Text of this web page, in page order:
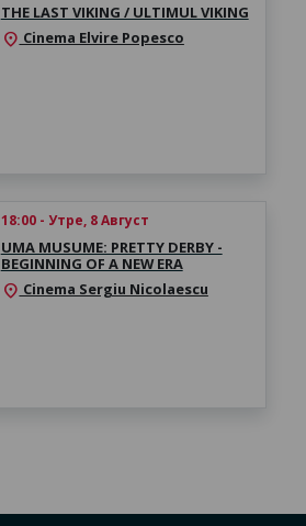
THE LAST VIKING / ULTIMUL VIKING
location_on Cinema Elvire Popesco
18:00 - Утре, 8 Август
UMA MUSUME: PRETTY DERBY -
BEGINNING OF A NEW ERA
location_on Cinema Sergiu Nicolaescu